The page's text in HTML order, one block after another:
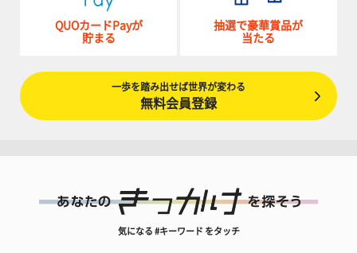
QUOカードPayが
貯まる
抽選で豪華賞品が
当たる
一歩を踏み出せば世界が変わる
無料会員登録
気になる #キーワード をタッチ